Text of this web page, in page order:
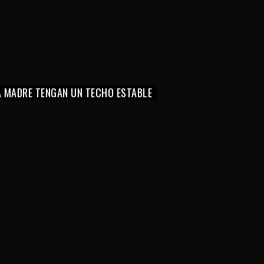
TENGAN UN TECHO ESTABLE